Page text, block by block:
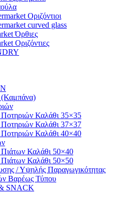
Οριζόντιοι
curved glass
Όρθιες
Οριζόντιες
(Καμπάνα)
Καλάθι 35×35
Καλάθι 37×37
Καλάθι 40×40
Καλάθι 50×40
Καλάθι 50×50
/ Υψηλής Παραγωγικότητας
Βαρέως Τύπου
SNACK